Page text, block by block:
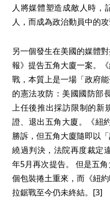
人將媒體塑造成敵人時，
人，而成為政治動員中的攻
另一個發生在美國的媒體
報》提告五角大廈一案。
戰，本質上是一場「政府
的憲法攻防：美國國防部
上任後推出採訪限制的新
證、退出五角大廈。《紐
勝訴，但五角大廈隨即以
繞過判決，法院再度裁定
年5月再次提告。 但是五
個包裝捲土重來，而《紐
拉鋸戰至今仍未終結。[3]